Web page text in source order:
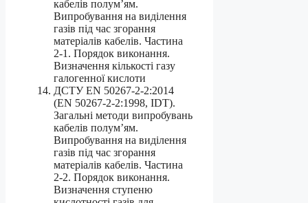
кабелів полум’ям.
Випробування на виділення
газів під час згорання
матеріалів кабелів. Частина
2-1. Порядок виконання.
Визначення кількості газу
галогенної кислоти
ДСТУ EN 50267-2-2:2014
(EN 50267-2-2:1998, IDT).
Загальні методи випробувань
кабелів полум’ям.
Випробування на виділення
газів під час згорання
матеріалів кабелів. Частина
2-2. Порядок виконання.
Визначення ступеню